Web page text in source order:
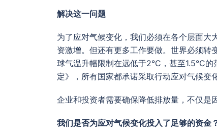
解决这一问题
为了应对气候变化，我们必须在各个层面大
资激增。但还有更多工作要做。世界必须转
球气温升幅限制在远低于2°C，甚至1.5°C
定》，所有国家都承诺采取行动应对气候变
企业和投资者需要确保降低排放量，不仅是
我们是否为应对气候变化投入了足够的资金